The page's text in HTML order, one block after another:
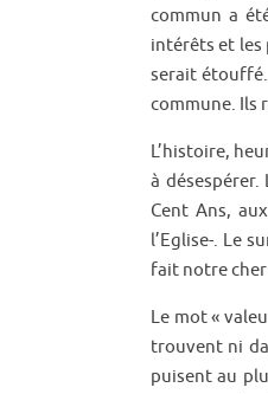
commun a
intérêts et les
serait
commune. Ils
L’histoire,
à
Cent Ans,
l’Eglise-. Le
fait notre
Le mot «
trouvent ni
puisent au